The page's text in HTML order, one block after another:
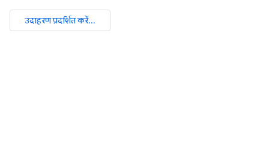
उदाहरण प्रदर्शित करें...